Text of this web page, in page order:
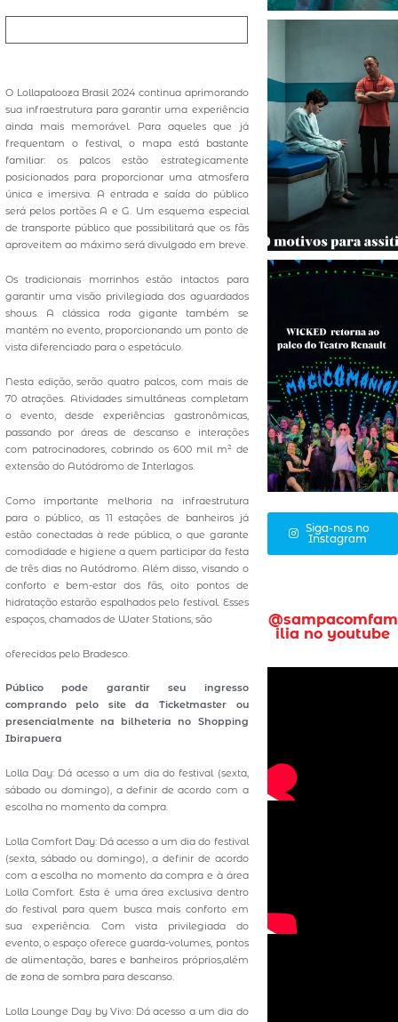
O Lollapalooza Brasil 2024 continua aprimorando
sua infraestrutura para garantir uma experiência
ainda mais memorável. Para aqueles que já
frequentam o festival, o mapa está bastante
familiar: os palcos estão estrategicamente
posicionados para proporcionar uma atmosfera
única e imersiva. A entrada e saída do público
será pelos portões A e G. Um esquema especial
de transporte público que possibilitará que os fãs
aproveitem ao máximo será divulgado em breve.
Os tradicionais morrinhos estão intactos para
garantir uma visão privilegiada dos aguardados
shows. A clássica roda gigante também se
mantém no evento, proporcionando um ponto de
vista diferenciado para o espetáculo.
Nesta edição, serão quatro palcos, com mais de
70 atrações. Atividades simultâneas completam
o evento, desde experiências gastronômicas,
passando por áreas de descanso e interações
com patrocinadores, cobrindo os 600 mil m² de
extensão do Autódromo de Interlagos.
Como importante melhoria na infraestrutura
para o público, as 11 estações de banheiros já
estão conectadas à rede pública, o que garante
comodidade e higiene a quem participar da festa
de três dias no Autódromo. Além disso, visando o
conforto e bem-estar dos fãs, oito pontos de
hidratação estarão espalhados pelo festival. Esses
espaços, chamados de Water Stations, são
oferecidos pelo Bradesco.
Público pode garantir seu ingresso
comprando pelo site da Ticketmaster ou
presencialmente na bilheteria no Shopping
Ibirapuera
Lolla Day: Dá acesso a um dia do festival (sexta,
sábado ou domingo), a definir de acordo com a
escolha no momento da compra.
Lolla Comfort Day: Dá acesso a um dia do festival
(sexta, sábado ou domingo), a definir de acordo
com a escolha no momento da compra e à área
Lolla Comfort. Esta é uma área exclusiva dentro
do festival para quem busca mais conforto em
sua experiência. Com vista privilegiada do
evento, o espaço oferece guarda-volumes, pontos
de alimentação, bares e banheiros próprios,além
de zona de sombra para descanso.
Lolla Lounge Day by Vivo: Dá acesso a um dia do
Siga-nos no
Instagram
@sampacomfam
ilia no youtube